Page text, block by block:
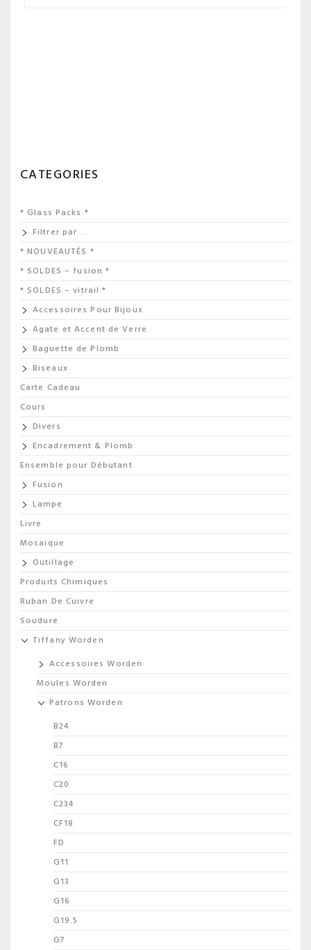
CATEGORIES
* Glass Packs *
Filtrer par …
* NOUVEAUTÉS *
* SOLDES – fusion *
* SOLDES – vitrail *
Accessoires Pour Bijoux
Agate et Accent de Verre
Baguette de Plomb
Biseaux
Carte Cadeau
Cours
Divers
Encadrement & Plomb
Ensemble pour Débutant
Fusion
Lampe
Livre
Mosaique
Outillage
Produits Chimiques
Ruban De Cuivre
Soudure
Tiffany Worden
Accessoires Worden
Moules Worden
Patrons Worden
B24
B7
C16
C20
C234
CF18
FD
G11
G13
G16
G19.5
G7